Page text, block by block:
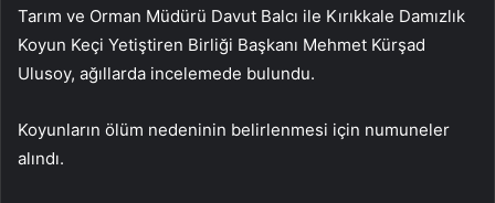
Tarım ve Orman Müdürü Davut Balcı ile Kırıkkale Damızlık
Koyun Keçi Yetiştiren Birliği Başkanı Mehmet Kürşad
Ulusoy, ağıllarda incelemede bulundu.
Koyunların ölüm nedeninin belirlenmesi için numuneler
alındı.